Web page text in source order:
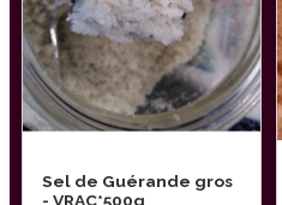
Sel de Guérande gros
- VRAC*500g